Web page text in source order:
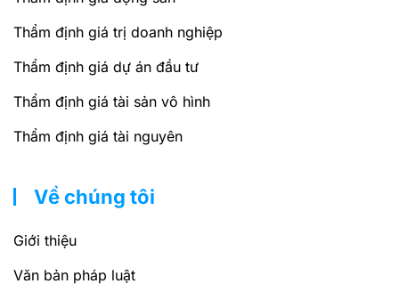
Thẩm định giá trị doanh nghiệp
Thẩm định giá dự án đầu tư
Thẩm định giá tài sản vô hình
Thẩm định giá tài nguyên
Về chúng tôi
Giới thiệu
Văn bản pháp luật